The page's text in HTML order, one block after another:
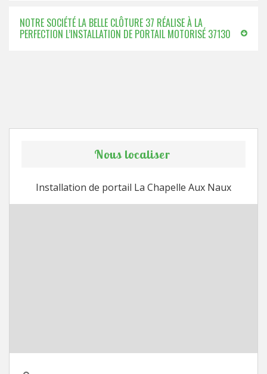
NOTRE SOCIÉTÉ LA BELLE CLÔTURE 37 RÉALISE À LA
PERFECTION L’INSTALLATION DE PORTAIL MOTORISÉ 37130
Nous localiser
Installation de portail La Chapelle Aux Naux